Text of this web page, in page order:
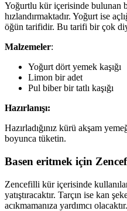
Yoğurtlu kür içerisinde bulunan
hızlandırmaktadır. Yoğurt ise
öğün tarifidir. Bu tarifi bir çok
Malzemeler:
Yoğurt dört yemek kaşığı
Limon bir adet
Pul biber bir tatlı kaşığı
Hazırlanışı:
Hazırladığınız kürü akşam
boyunca tüketin.
Basen eritmek için
Zencefilli kür içerisinde
yatıştıracaktır. Tarçın ise kan
acıkmamanıza yardımcı olacaktır.